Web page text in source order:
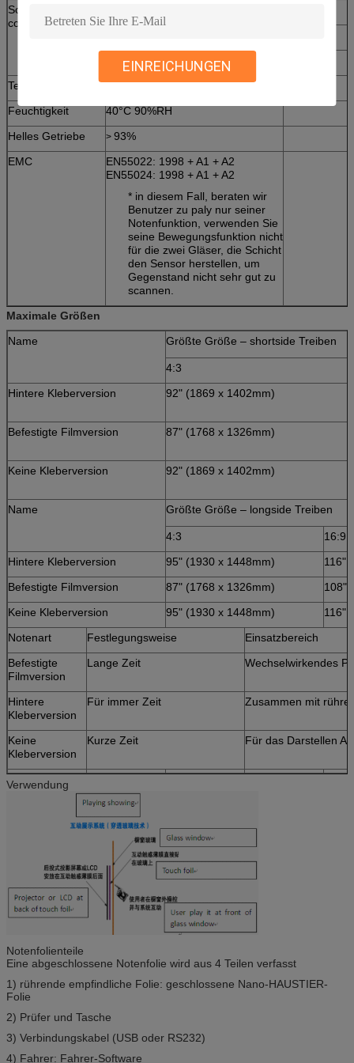
EINREICHUNGEN
Software
compability
Linux (Ubuntu)
Temperatur
-20℃ zu 60℃
Feuchtigkeit
40°C 90%RH
Helles Getriebe
> 93%
EMC
EN55022: 1998 + A1 + A2
EN55024: 1998 + A1 + A2
* in diesem Fall, beraten wir
Benutzer zu paly nur seiner
Notenfunktion, verwenden Sie
seine Bewegungsfunktion nicht
für die zwei Gläser, die Schicht
den Sensor herstellen, um
Gegenstand nicht sehr gut zu
scannen.
Maximale Größen
Name
Größte Größe – shortside Treiben
4:3
Hintere Kleberversion
92" (1869 x 1402mm)
Befestigte Filmversion 87" (1768 x 1326mm)
Keine Kleberversion 92" (1869 x 1402mm)
Name Größte Größe – longside Treiben
4:3
16:9
Hintere Kleberversion
95" (1930 x 1448mm)
116"
Befestigte Filmversion
87" (1768 x 1326mm)
108"
Keine Kleberversion
95" (1930 x 1448mm)
116"
Notenart
Festlegungsweise
Einsatzbereich
Befestigte
Filmversion
Lange Zeit Wechselwirkendes
Hintere
Kleberversion
Für immer Zeit Zusammen mit
Keine
Kleberversion
Kurze Zeit Für das Darstellen
Verwendung
Notenfolienteile
Eine abgeschlossene Notenfolie wird aus 4 Teilen verfasst
1) rührende empfindliche Folie: geschlossene Nano-HAUSTIER-
Folie
2) Prüfer und Tasche
3) Verbindungskabel (USB oder RS232)
4) Fahrer: Fahrer-Software